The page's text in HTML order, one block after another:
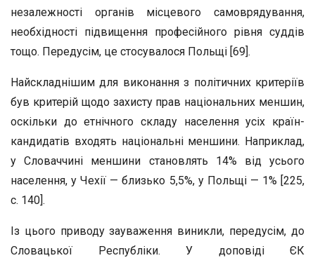
незалежності органів місцевого самоврядування,
необхідності підвищення професійного рівня суддів
тощо. Передусім, це стосувалося Польщі [69].
Найскладнішим для виконання з політичних критеріїв
був критерій щодо захисту прав національних меншин,
оскільки до етнічного складу населення усіх країн-
кандидатів входять національні меншини. Наприклад,
у Словаччині меншини становлять 14% від усього
населення, у Чехії — близько 5,5%, у Польщі — 1% [225,
с. 140].
Із цього приводу зауваження виникли, передусім, до
Словацької Республіки. У доповіді ЄК